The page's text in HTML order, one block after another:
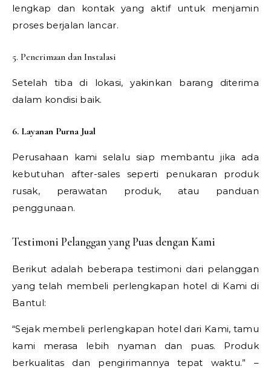
lengkap dan kontak yang aktif untuk menjamin
proses berjalan lancar.
5. Penerimaan dan Instalasi
Setelah tiba di lokasi, yakinkan barang diterima
dalam kondisi baik.
6. Layanan Purna Jual
Perusahaan kami selalu siap membantu jika ada
kebutuhan after-sales seperti penukaran produk
rusak, perawatan produk, atau panduan
penggunaan.
Testimoni Pelanggan yang Puas dengan Kami
Berikut adalah beberapa testimoni dari pelanggan
yang telah membeli perlengkapan hotel di Kami di
Bantul:
“Sejak membeli perlengkapan hotel dari Kami, tamu
kami merasa lebih nyaman dan puas. Produk
berkualitas dan pengirimannya tepat waktu.” –